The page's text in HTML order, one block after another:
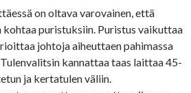
on oltava varovainen, että
kohtaa puristuksiin. Puristus vaikuttaa
johtoja aiheuttaen pahimassa
kannattaa taas laittaa 45-
ja kertatulen väliin.